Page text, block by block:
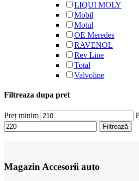
LIQUI MOLY
Mobil
Motul
OE Meredes
RAVENOL
Rev Line
Total
Valvoline
Filtreaza dupa pret
Preț minim
Filtrează
Magazin Accesorii auto